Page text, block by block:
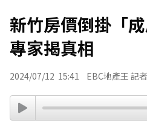
新竹房價倒掛「成
專家揭真相
2024/07/12 15:41 EBC地產王 記